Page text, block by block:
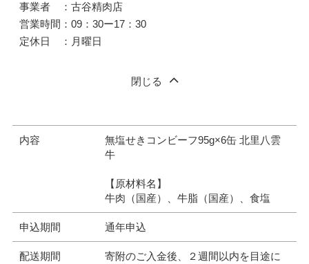
事業者 ：古谷精肉店
営業時間：09：30ー17：30
定休日 ：月曜日
閉じる
内容
無塩せきコンビーフ95g×6缶 北里八雲
牛
【原材料名】
牛肉（国産）、牛脂（国産）、食塩
申込期間 通年申込
配送期間
寄附のご入金後、２週間以内を目途に